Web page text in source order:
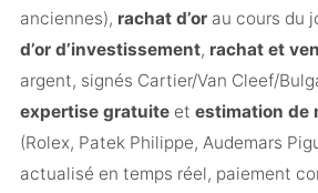
anciennes), rachat d’or au cours du
d’or d’investissement, rachat et
argent, signés Cartier/Van Cleef/
expertise gratuite et estimation de
(Rolex, Patek Philippe, Audemars
actualisé en temps réel, paiement